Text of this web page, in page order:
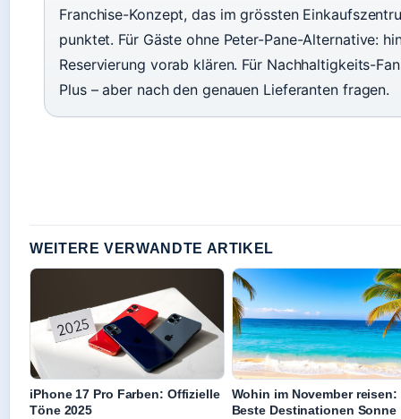
Franchise-Konzept, das im grössten
punktet. Für Gäste ohne Peter-Pane-Alternative:
Reservierung vorab klären. Für Nachhaltigkeits-
Plus – aber nach den genauen Lieferanten fragen.
WEITERE VERWANDTE ARTIKEL
iPhone 17 Pro Farben: Offizielle
Töne 2025
Wohin im November reisen:
Beste Destinationen Sonne